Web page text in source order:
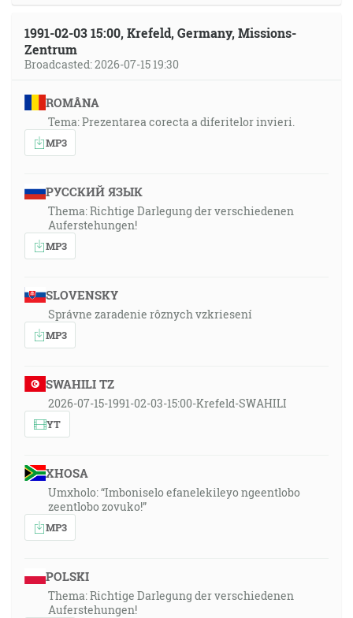
1991-02-03 15:00, Krefeld, Germany, Missions-
Zentrum
Broadcasted: 2026-07-15 19:30
ROMÂNA
Tema: Prezentarea corecta a diferitelor invieri.
MP3
РУССКИЙ ЯЗЫК
Thema: Richtige Darlegung der verschiedenen
Auferstehungen!
MP3
SLOVENSKY
Správne zaradenie rôznych vzkriesení
MP3
SWAHILI TZ
2026-07-15-1991-02-03-15:00-Krefeld-SWAHILI
YT
XHOSA
Umxholo: “Imboniselo efanelekileyo ngeentlobo
zeentlobo zovuko!”
MP3
POLSKI
Thema: Richtige Darlegung der verschiedenen
Auferstehungen!